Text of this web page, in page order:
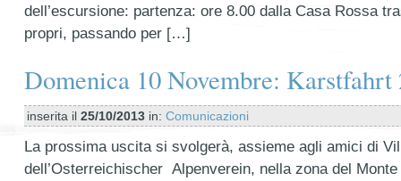
dell’escursione: partenza: ore 8.00 dalla Casa Rossa
propri, passando per […]
Domenica 10 Novembre: Karstfahrt
inserita il 25/10/2013 in: Comunicazioni
La prossima uscita si svolgerà, assieme agli amici di
dell’Osterreichischer Alpenverein, nella zona del